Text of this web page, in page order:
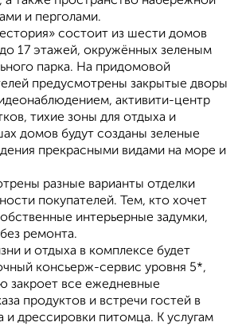
и перголами.
состоит из шести домов
17 этажей, окружённых зеленым
парка. На придомовой
предусмотрены закрытые дворы
активити-центр
тихие зоны для отдыха и
домов будут созданы зеленые
прекрасными видами на море и
разные варианты отделки
покупателей. Тем, кто хочет
интерьерные задумки,
ремонта.
и отдыха в комплексе будет
консьерж-сервис уровня 5*,
закроет все ежедневные
продуктов и встречи гостей в
и дрессировки питомца. К услугам